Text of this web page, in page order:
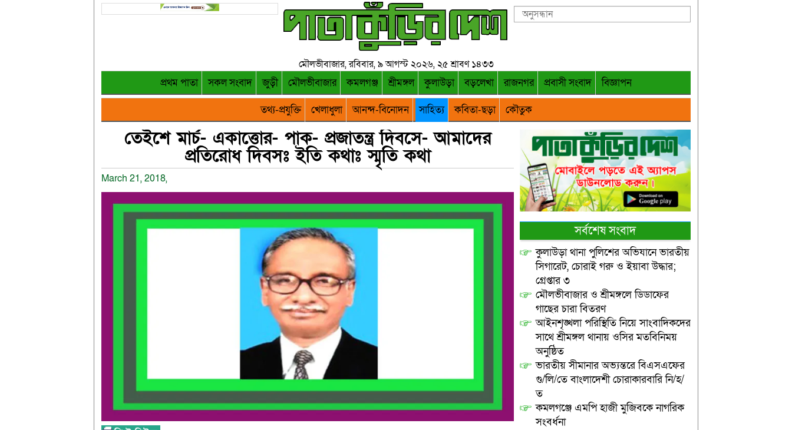
মৌলভীবাজার, রবিবার, ৯ আগস্ট ২০২৬, ২৫ শ্রাবণ ১৪৩৩
প্রথম পাতা সকল সংবাদ জুড়ী মৌলভীবাজার কমলগঞ্জ শ্রীমঙ্গল কুলাউড়া বড়লেখা রাজনগর প্রবাসী সংবাদ
বিজ্ঞাপন
তথ্য-প্রযুক্তি
খেলাধুলা আনন্দ-বিনোদন সাহিত্য কবিতা-ছড়া কৌতুক
তেইশে মার্চ- একাত্তোর- পাক- প্রজাতন্ত্র দিবসে- আমাদের
প্রতিরোধ দিবসঃ ইতি কথাঃ স্মৃতি কথা
March 21, 2018,
সর্বশেষ সংবাদ
কুলাউড়া থানা পুলিশের অভিযানে ভারতীয়
সিগারেট, চোরাই গরু ও ইয়াবা উদ্ধার;
গ্রেপ্তার ৩
মৌলভীবাজার ও শ্রীমঙ্গলে ডিডাফের
গাছের চারা বিতরণ
আইনশৃঙ্খলা পরিস্থিতি নিয়ে সাংবাদিকদের
সাথে শ্রীমঙ্গল থানায় ওসির মতবিনিময়
অনুষ্ঠিত
ভারতীয় সীমানার অভ্যন্তরে বিএসএফের
গু/লি/তে বাংলাদেশী চোরাকারবারি নি/হ/
ত
কমলগঞ্জে এমপি হাজী মুজিবকে নাগরিক
সংবর্ধনা